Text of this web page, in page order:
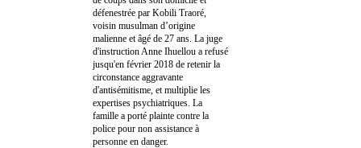
défenestrée par Kobili Traoré,
voisin musulman d’origine
malienne et âgé de 27 ans. La juge
d'instruction Anne Ihuellou a refusé
jusqu'en février 2018 de retenir la
circonstance aggravante
d'antisémitisme, et multiplie les
expertises psychiatriques. La
famille a porté plainte contre la
police pour non assistance à
personne en danger.